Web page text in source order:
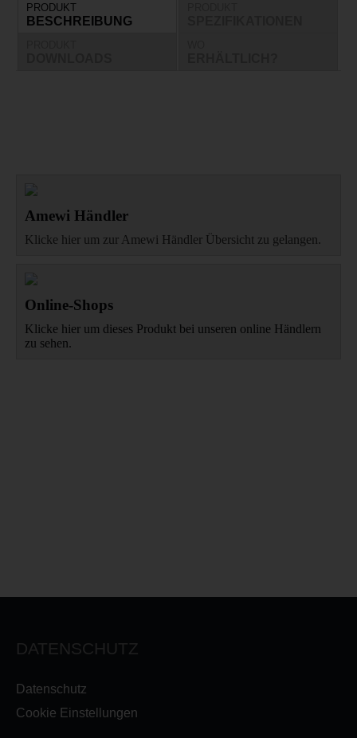
PRODUKT
BESCHREIBUNG
Amewi Händler
Klicke hier um zur Amewi Händler Übersicht zu gelangen.
Online-Shops
Klicke hier um dieses Produkt bei unseren online Händlern
zu sehen.
DATENSCHUTZ
Datenschutz
Cookie Einstellungen